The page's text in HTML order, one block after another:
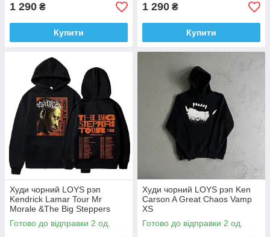
1 290 ₴
Купити
1 290 ₴
Купити
Худи чорний LOYS рэп
Kendrick Lamar Tour Mr
Morale &The Big Steppers
2022 XS
Готово до відправки 2 од.
Худи чорний LOYS рэп Ken
Carson A Great Chaos Vamp
XS
Готово до відправки 2 од.